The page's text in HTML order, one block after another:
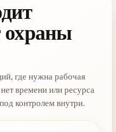
охраны
где нужна рабочая
времени или ресурса
контролем внутри.